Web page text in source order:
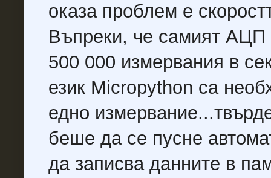
оказа проблем е
Въпреки, че самият АЦП
500 000 измервания в
език Micropython са
едно
беше да се пусне
да записва данните в